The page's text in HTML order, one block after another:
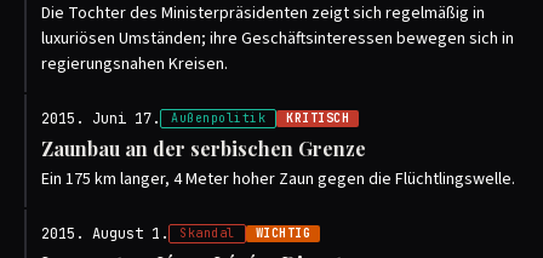
Die Tochter des Ministerpräsidenten zeigt sich regelmäßig in
luxuriösen Umständen; ihre Geschäftsinteressen bewegen sich in
regierungsnahen Kreisen.
2015. Juni 17. Außenpolitik KRITISCH
Zaunbau an der serbischen Grenze
Ein 175 km langer, 4 Meter hoher Zaun gegen die Flüchtlingswelle.
2015. August 1. Skandal WICHTIG